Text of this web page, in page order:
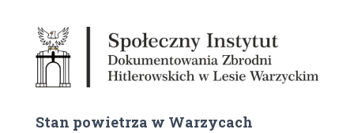
Stan powietrza w Warzycach